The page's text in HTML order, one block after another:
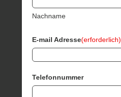
Nachname
E-mail Adresse(erforderlich)
Telefonnummer